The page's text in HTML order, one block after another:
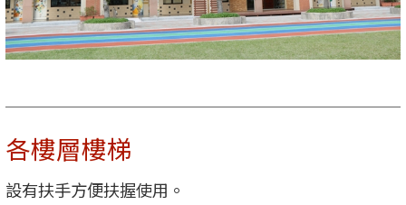
各樓層樓梯
設有扶手方便扶握使用。